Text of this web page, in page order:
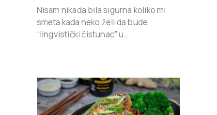
Nisam nikada bila sigurna koliko mi
smeta kada neko želi da bude
“lingvistički čistunac” u…